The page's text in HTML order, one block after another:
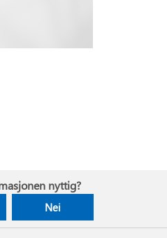
nyttig?
Nei